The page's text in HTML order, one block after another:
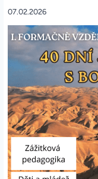
07.02.2026